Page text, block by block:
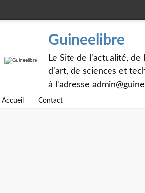
Guineelibre
Le Site de l'actualité,
d'art, de sciences et
à l'adresse
Accueil Contact